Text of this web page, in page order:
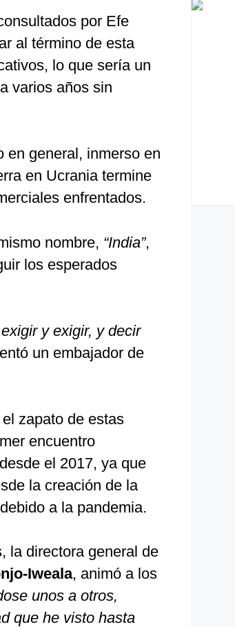
por Efe
al término de esta
lo que sería un
varios años sin
en general, inmerso en
en Ucrania termine
enfrentados.
nombre, “India”,
los esperados
y exigir, y decir
un embajador de
zapato de estas
encuentro
el 2017, ya que
la creación de la
a la pandemia.
la directora general de
Iweala, animó a los
unos a otros,
que he visto hasta